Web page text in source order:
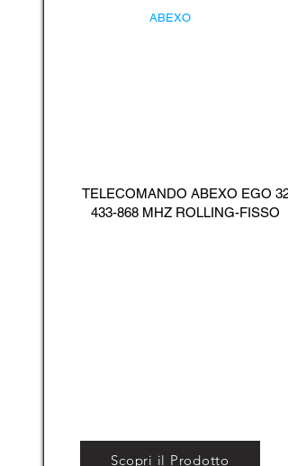
ABEXO
TELECOMANDO ABEXO EGO 32
433-868 MHZ ROLLING-FISSO
Scopri il Prodotto